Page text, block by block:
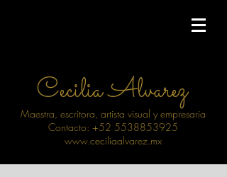
Cecilia Alvarez
Maestra, escritora, artista visual y empresaria
Contacto: +52 5538853925
www.ceciliaalvarez.mx